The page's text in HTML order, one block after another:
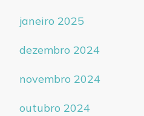
janeiro 2025
dezembro 2024
novembro 2024
outubro 2024